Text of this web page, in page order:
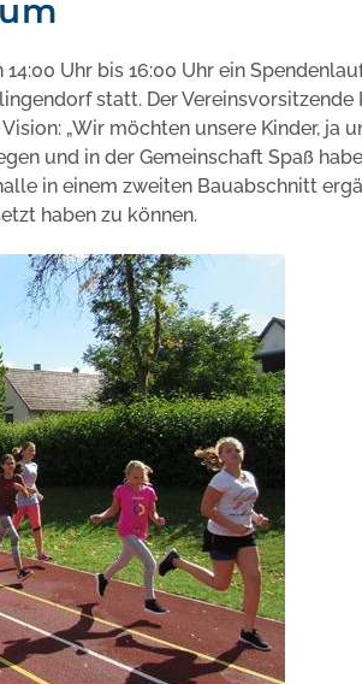
Uhr bis 16:00 Uhr ein
statt. Der Vereinsvorsitzende
„Wir möchten unsere Kinder, ja
und in der Gemeinschaft Spaß
in einem zweiten Bauabschnitt
haben zu können.